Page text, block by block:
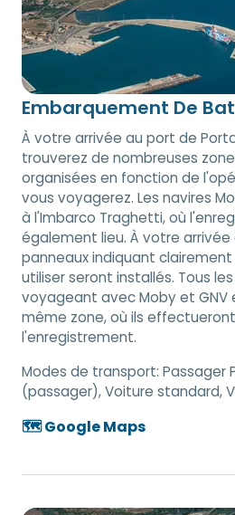
Embarquement De
À votre arrivée au port de
trouverez de nombreuses
organisées en fonction de
vous voyagerez. Les navires
à l'Imbarco Traghetti, où
également lieu. À votre
panneaux indiquant
utiliser seront installés. Tous
voyageant avec Moby et GNV
même zone, où ils
l'enregistrement.
Modes de transport: Passager
(passager), Voiture standard,
🗺️ Google Maps